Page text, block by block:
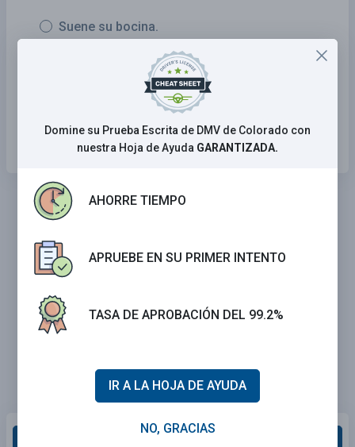
Suene su bocina.
Encienda las luces delanteras.
Reduzca su velocidad.
Revise sus espejos y sus puntos ciegos.
Domine su Prueba Escrita de DMV de Colorado con
nuestra Hoja de Ayuda GARANTIZADA.
AHORRE TIEMPO
APRUEBE EN SU PRIMER INTENTO
TASA DE APROBACIÓN DEL 99.2%
IR A LA HOJA DE AYUDA
NO, GRACIAS